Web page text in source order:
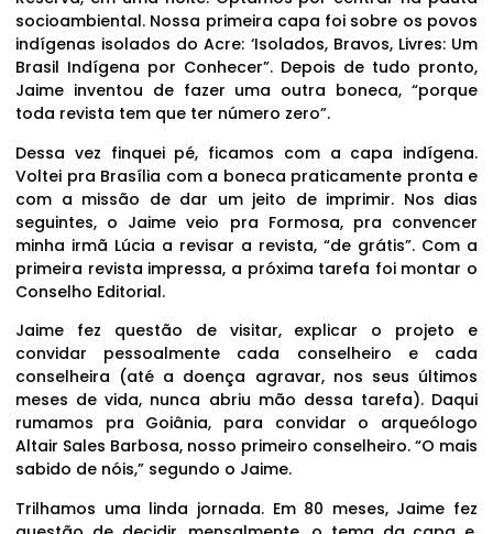
socioambiental. Nossa primeira capa foi sobre os povos
indígenas isolados do Acre: ‘Isolados, Bravos, Livres: Um
Brasil Indígena por Conhecer”. Depois de tudo pronto,
Jaime inventou de fazer uma outra boneca, “porque
toda revista tem que ter número zero”.
Dessa vez finquei pé, ficamos com a capa indígena.
Voltei pra Brasília com a boneca praticamente pronta e
com a missão de dar um jeito de imprimir. Nos dias
seguintes, o Jaime veio pra Formosa, pra convencer
minha irmã Lúcia a revisar a revista, “de grátis”. Com a
primeira revista impressa, a próxima tarefa foi montar o
Conselho Editorial.
Jaime fez questão de visitar, explicar o projeto e
convidar pessoalmente cada conselheiro e cada
conselheira (até a doença agravar, nos seus últimos
meses de vida, nunca abriu mão dessa tarefa). Daqui
rumamos pra Goiânia, para convidar o arqueólogo
Altair Sales Barbosa, nosso primeiro conselheiro. “O mais
sabido de nóis,” segundo o Jaime.
Trilhamos uma linda jornada. Em 80 meses, Jaime fez